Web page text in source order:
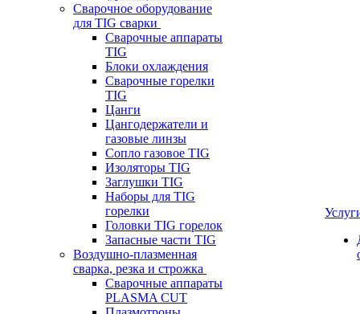
Сварочное оборудование
для TIG сварки
Сварочные аппараты
TIG
Блоки охлаждения
Сварочные горелки
TIG
Цанги
Цангодержатели и
газовые линзы
Сопло газовое TIG
Изоляторы TIG
Заглушки TIG
Наборы для TIG
горелки
Головки TIG горелок
Запасные части TIG
Воздушно-плазменная
сварка, резка и строжка
Сварочные аппараты
PLASMA CUT